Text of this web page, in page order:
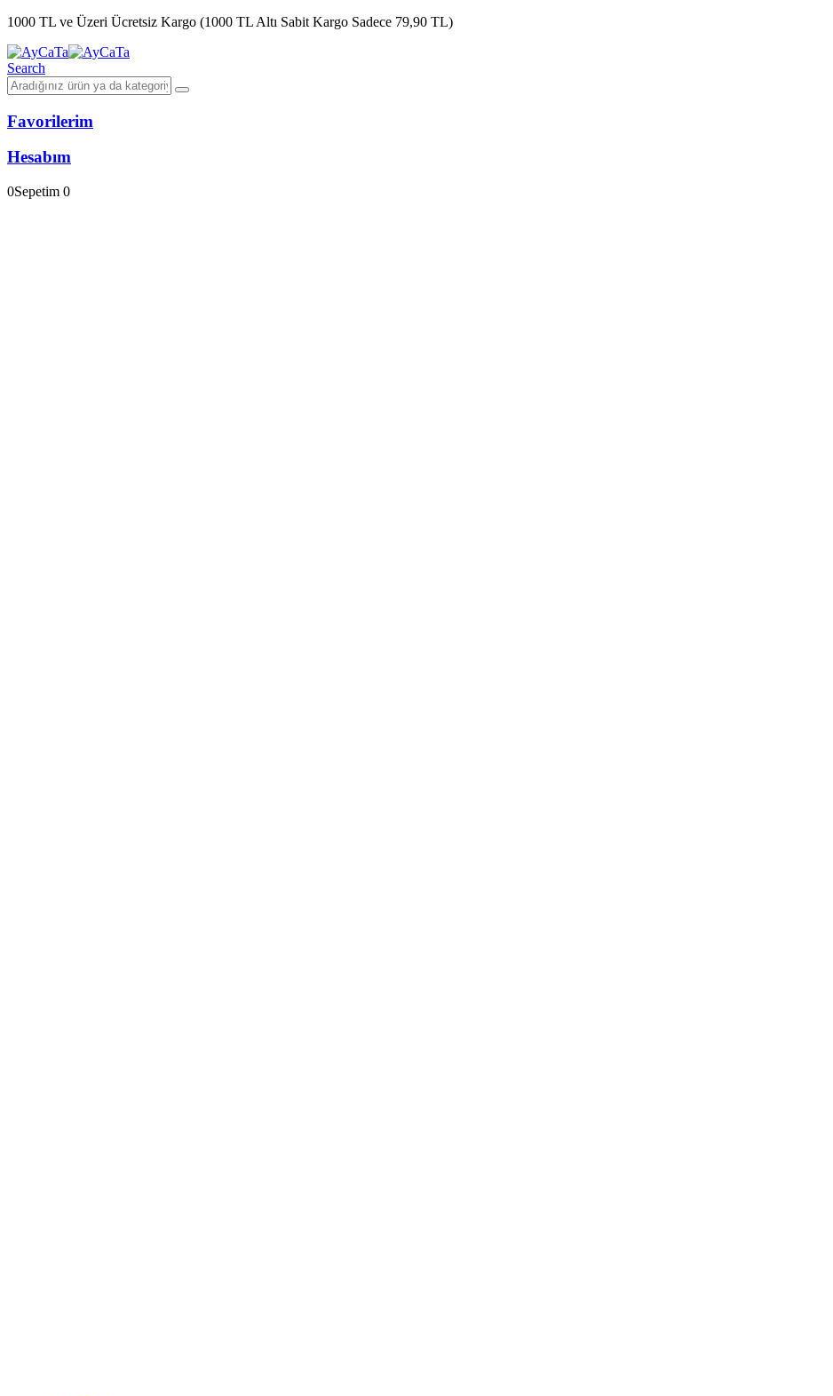
1000 TL ve Üzeri Ücretsiz Kargo (1000 TL Altı Sabit Kargo Sadece 79,90 TL)
Search
Favorilerim
Hesabım
0Sepetim 0